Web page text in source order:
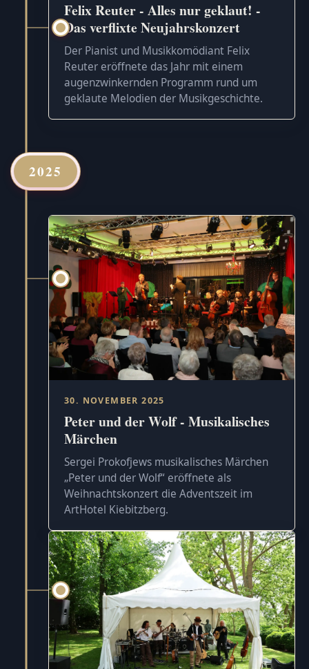
Felix Reuter - Alles nur geklaut! -
Das verflixte Neujahrskonzert
Der Pianist und Musikkomödiant Felix
Reuter eröffnete das Jahr mit einem
augenzwinkernden Programm rund um
geklaute Melodien der Musikgeschichte.
2025
30. NOVEMBER 2025
Peter und der Wolf - Musikalisches
Märchen
Sergei Prokofjews musikalisches Märchen
„Peter und der Wolf“ eröffnete als
Weihnachtskonzert die Adventszeit im
ArtHotel Kiebitzberg.